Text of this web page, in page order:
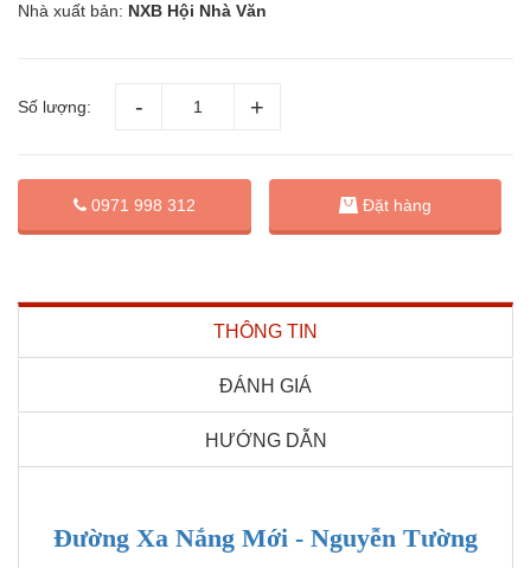
Nhà xuất bản: NXB Hội Nhà Văn
Số lượng:
0971 998 312 Đặt hàng
THÔNG TIN
ĐÁNH GIÁ
HƯỚNG DẪN
Đường Xa Nắng Mới - Nguyễn Tường